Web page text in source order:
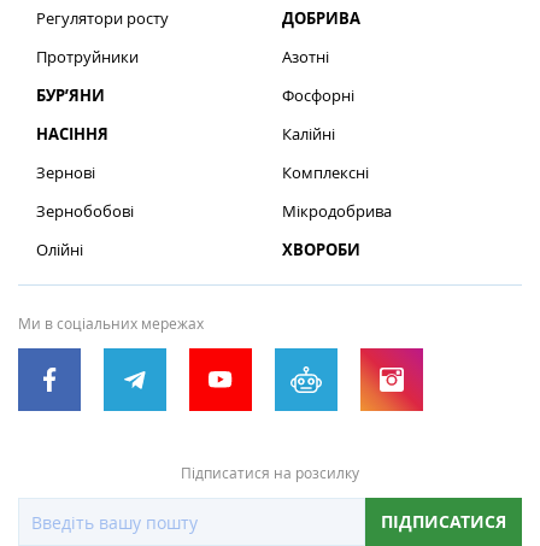
Регулятори росту
Протруйники
БУР’ЯНИ
НАСІННЯ
Зернові
Зернобобові
Олійні
ДОБРИВА
Азотні
Фосфорні
Калійні
Комплексні
Мікродобрива
ХВОРОБИ
Ми в соціальних мережах
Підписатися на розсилку
ПІДПИСАТИСЯ